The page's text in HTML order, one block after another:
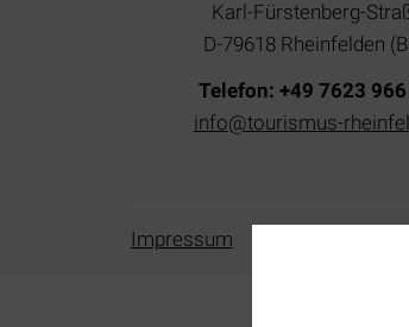
Karl-Fürstenberg-
D-79618 Rheinfelden
Telefon: +49 7623
info@tourismus-
Navigation
Impressum